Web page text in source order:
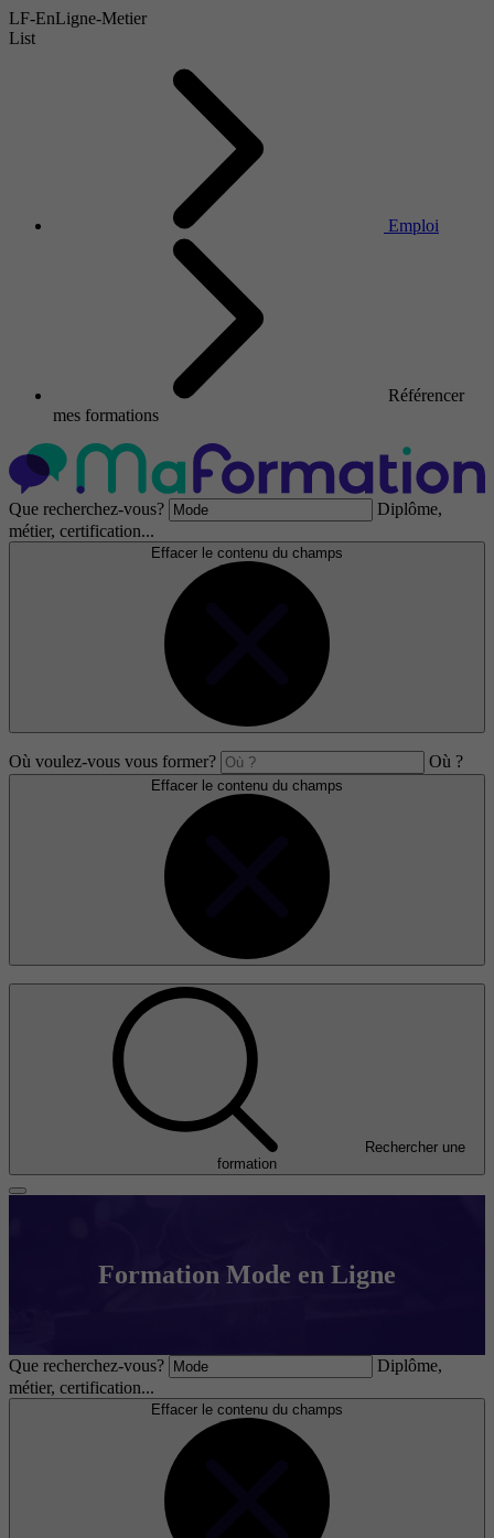
LF-EnLigne-Metier
List
Emploi
Référencer
mes formations
Que recherchez-vous?
Diplôme,
métier, certification...
Effacer le contenu du champs
Où voulez-vous vous former? Où ?
Effacer le contenu du champs
Rechercher une
formation
Formation Mode en Ligne
Que recherchez-vous?
Diplôme,
métier, certification...
Effacer le contenu du champs